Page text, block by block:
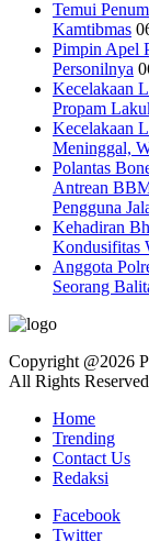
Temui
Kamtibmas
Pimpin Apel
Personilnya
Kecelakaan
Propam
Kecelakaan
Meninggal,
Polantas
Antrean
Pengguna
Kehadiran
Kondusifitas
Anggota
Seorang
Copyright @2026
All Rights Reserved
Home
Trending
Contact Us
Redaksi
Facebook
Twitter